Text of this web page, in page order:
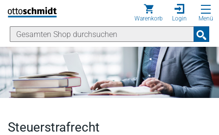
Direkt zum Inhalt
Warenkorb Login Menü
Steuerstrafrecht